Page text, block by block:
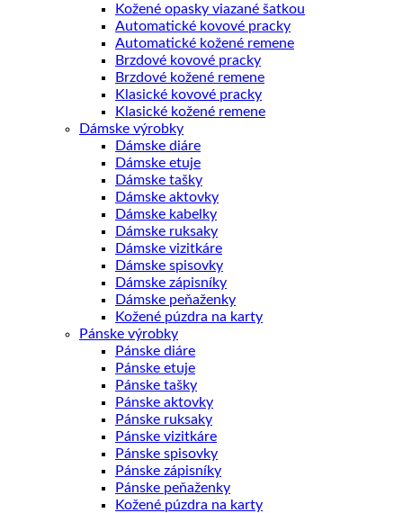
Kožené opasky viazané šatkou
Automatické kovové pracky
Automatické kožené remene
Brzdové kovové pracky
Brzdové kožené remene
Klasické kovové pracky
Klasické kožené remene
Dámske výrobky
Dámske diáre
Dámske etuje
Dámske tašky
Dámske aktovky
Dámske kabelky
Dámske ruksaky
Dámske vizitkáre
Dámske spisovky
Dámske zápisníky
Dámske peňaženky
Kožené púzdra na karty
Pánske výrobky
Pánske diáre
Pánske etuje
Pánske tašky
Pánske aktovky
Pánske ruksaky
Pánske vizitkáre
Pánske spisovky
Pánske zápisníky
Pánske peňaženky
Kožené púzdra na karty